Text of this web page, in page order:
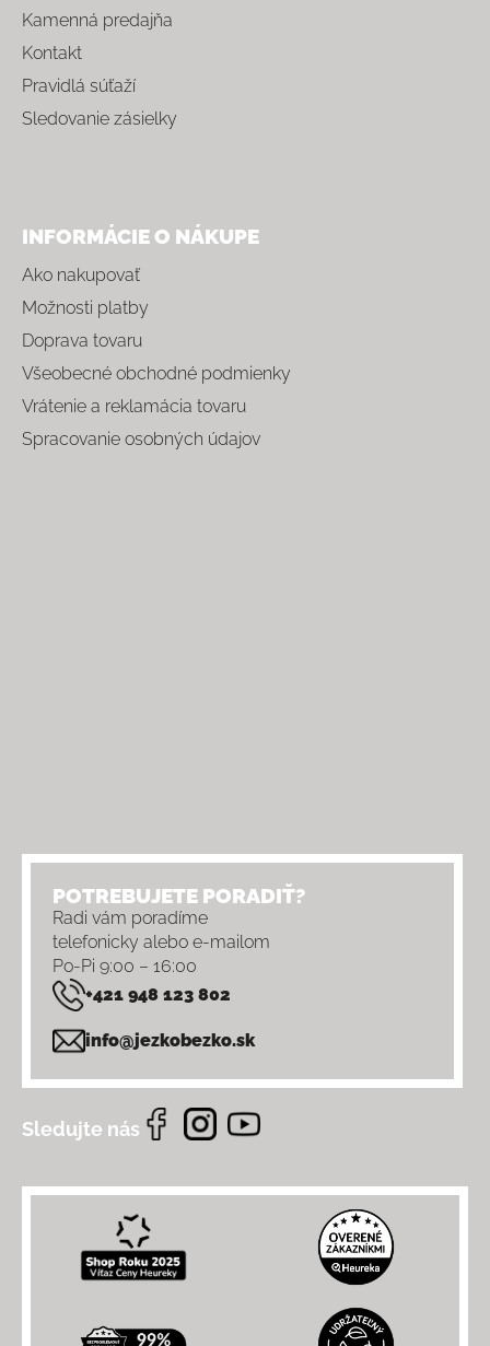
Kamenná predajňa
Kontakt
Pravidlá súťaží
Sledovanie zásielky
INFORMÁCIE O NÁKUPE
Ako nakupovať
Možnosti platby
Doprava tovaru
Všeobecné obchodné podmienky
Vrátenie a reklamácia tovaru
Spracovanie osobných údajov
POTREBUJETE PORADIŤ?
Radi vám poradíme
telefonicky alebo e-mailom
Po-Pi 9:00 – 16:00
+421 948 123 802
info@jezkobezko.sk
Sledujte nás